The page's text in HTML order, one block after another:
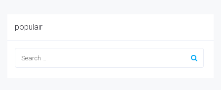
populair